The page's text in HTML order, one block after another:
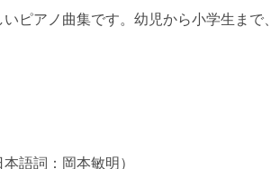
ピアノ曲集です。幼児から小学生まで、
語詞：岡本敏明）